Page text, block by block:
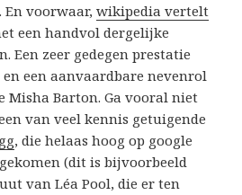
En voorwaar,wikipedia vertelt
een handvol dergelijke
Een zeer gedegen prestatie
en een aanvaardbare nevenrol
Misha Barton. Ga vooral niet
van veel kennis getuigende
, die helaas hoog op google
(dit is bijvoorbeeld
van Léa Pool, die er ten